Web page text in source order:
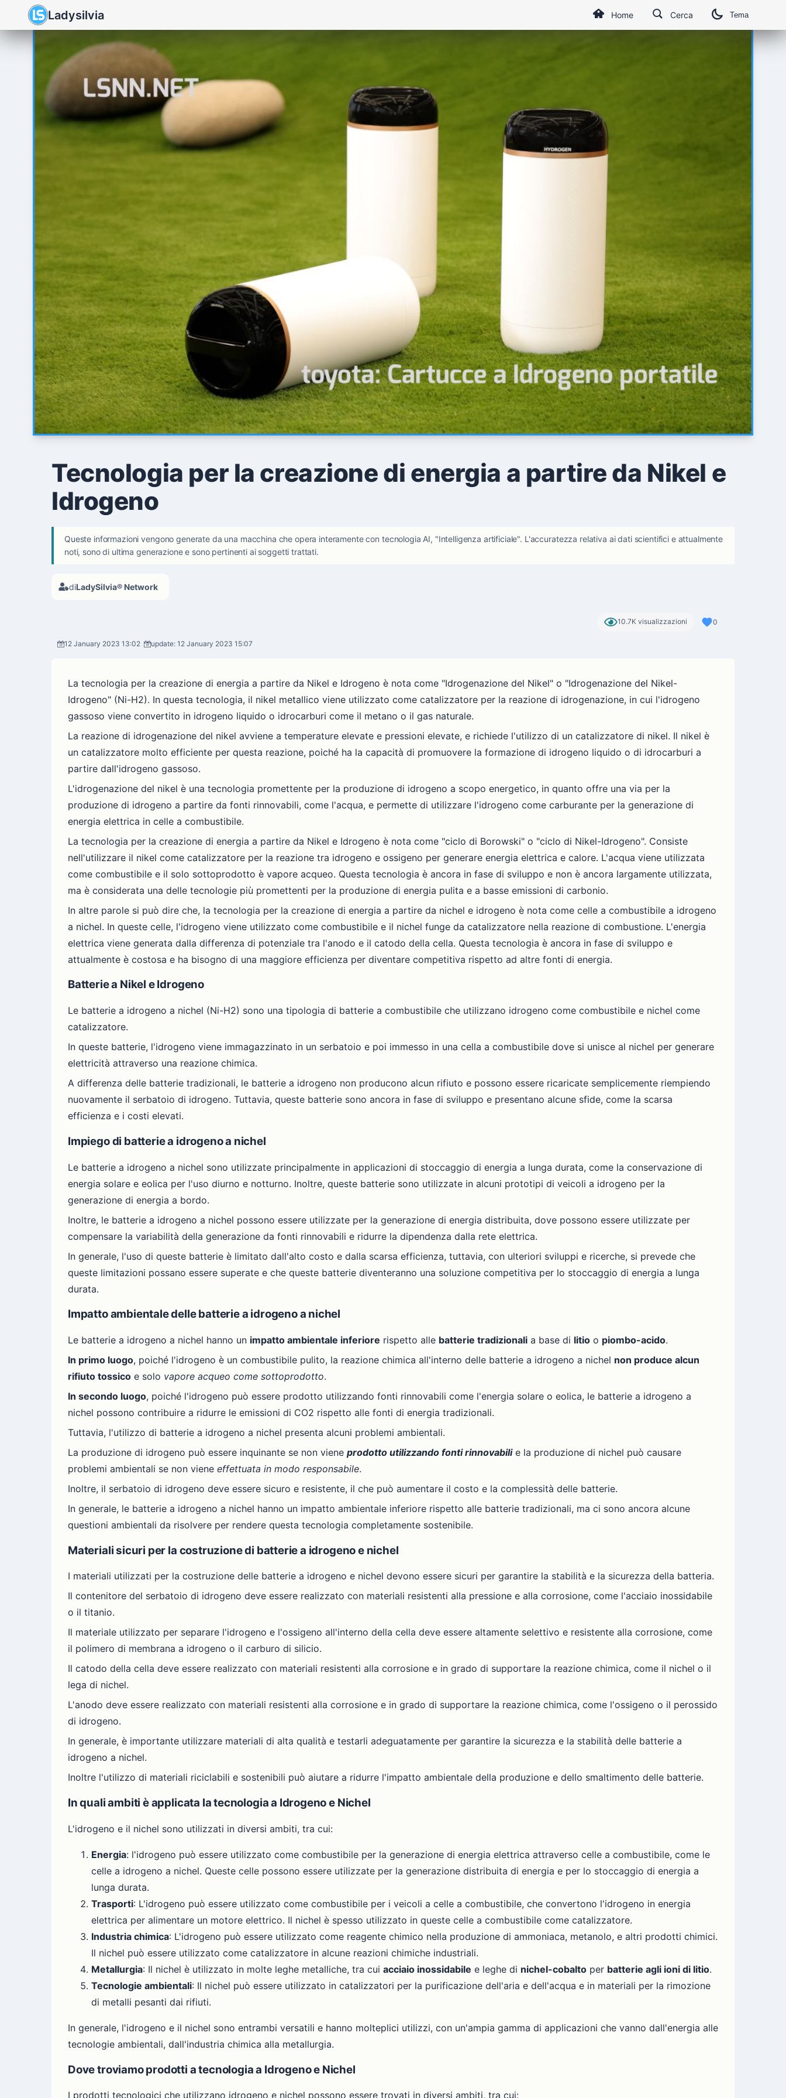
Ladysilvia Home Cerca Tema
Tecnologia per la creazione di energia a partire da Nikel e
Idrogeno
Queste informazioni vengono generate da una macchina che opera interamente con tecnologia AI, "Intelligenza artificiale". L'accuratezza relativa ai dati scientifici e attualmente
noti, sono di ultima generazione e sono pertinenti ai soggetti trattati.
diLadySilvia® Network
10.7K visualizzazioni 0
12 January 2023 13:02 update: 12 January 2023 15:07
La tecnologia per la creazione di energia a partire da Nikel e Idrogeno è nota come "Idrogenazione del Nikel" o "Idrogenazione del Nikel-
Idrogeno" (Ni-H2). In questa tecnologia, il nikel metallico viene utilizzato come catalizzatore per la reazione di idrogenazione, in cui l'idrogeno
gassoso viene convertito in idrogeno liquido o idrocarburi come il metano o il gas naturale.
La reazione di idrogenazione del nikel avviene a temperature elevate e pressioni elevate, e richiede l'utilizzo di un catalizzatore di nikel. Il nikel è
un catalizzatore molto efficiente per questa reazione, poiché ha la capacità di promuovere la formazione di idrogeno liquido o di idrocarburi a
partire dall'idrogeno gassoso.
L'idrogenazione del nikel è una tecnologia promettente per la produzione di idrogeno a scopo energetico, in quanto offre una via per la
produzione di idrogeno a partire da fonti rinnovabili, come l'acqua, e permette di utilizzare l'idrogeno come carburante per la generazione di
energia elettrica in celle a combustibile.
La tecnologia per la creazione di energia a partire da Nikel e Idrogeno è nota come "ciclo di Borowski" o "ciclo di Nikel-Idrogeno". Consiste
nell'utilizzare il nikel come catalizzatore per la reazione tra idrogeno e ossigeno per generare energia elettrica e calore. L'acqua viene utilizzata
come combustibile e il solo sottoprodotto è vapore acqueo. Questa tecnologia è ancora in fase di sviluppo e non è ancora largamente utilizzata,
ma è considerata una delle tecnologie più promettenti per la produzione di energia pulita e a basse emissioni di carbonio.
In altre parole si può dire che, la tecnologia per la creazione di energia a partire da nichel e idrogeno è nota come celle a combustibile a idrogeno
a nichel. In queste celle, l'idrogeno viene utilizzato come combustibile e il nichel funge da catalizzatore nella reazione di combustione. L'energia
elettrica viene generata dalla differenza di potenziale tra l'anodo e il catodo della cella. Questa tecnologia è ancora in fase di sviluppo e
attualmente è costosa e ha bisogno di una maggiore efficienza per diventare competitiva rispetto ad altre fonti di energia.
Batterie a Nikel e Idrogeno
Le batterie a idrogeno a nichel (Ni-H2) sono una tipologia di batterie a combustibile che utilizzano idrogeno come combustibile e nichel come
catalizzatore.
In queste batterie, l'idrogeno viene immagazzinato in un serbatoio e poi immesso in una cella a combustibile dove si unisce al nichel per generare
elettricità attraverso una reazione chimica.
A differenza delle batterie tradizionali, le batterie a idrogeno non producono alcun rifiuto e possono essere ricaricate semplicemente riempiendo
nuovamente il serbatoio di idrogeno. Tuttavia, queste batterie sono ancora in fase di sviluppo e presentano alcune sfide, come la scarsa
efficienza e i costi elevati.
Impiego di batterie a idrogeno a nichel
Le batterie a idrogeno a nichel sono utilizzate principalmente in applicazioni di stoccaggio di energia a lunga durata, come la conservazione di
energia solare e eolica per l'uso diurno e notturno. Inoltre, queste batterie sono utilizzate in alcuni prototipi di veicoli a idrogeno per la
generazione di energia a bordo.
Inoltre, le batterie a idrogeno a nichel possono essere utilizzate per la generazione di energia distribuita, dove possono essere utilizzate per
compensare la variabilità della generazione da fonti rinnovabili e ridurre la dipendenza dalla rete elettrica.
In generale, l'uso di queste batterie è limitato dall'alto costo e dalla scarsa efficienza, tuttavia, con ulteriori sviluppi e ricerche, si prevede che
queste limitazioni possano essere superate e che queste batterie diventeranno una soluzione competitiva per lo stoccaggio di energia a lunga
durata.
Impatto ambientale delle batterie a idrogeno a nichel
Le batterie a idrogeno a nichel hanno un impatto ambientale inferiore rispetto alle batterie tradizionali a base di litio o piombo-acido.
In primo luogo, poiché l'idrogeno è un combustibile pulito, la reazione chimica all'interno delle batterie a idrogeno a nichel non produce alcun
rifiuto tossico e solo vapore acqueo come sottoprodotto.
In secondo luogo, poiché l'idrogeno può essere prodotto utilizzando fonti rinnovabili come l'energia solare o eolica, le batterie a idrogeno a
nichel possono contribuire a ridurre le emissioni di CO2 rispetto alle fonti di energia tradizionali.
Tuttavia, l'utilizzo di batterie a idrogeno a nichel presenta alcuni problemi ambientali.
La produzione di idrogeno può essere inquinante se non viene prodotto utilizzando fonti rinnovabilie la produzione di nichel può causare
problemi ambientali se non viene effettuata in modo responsabile.
Inoltre, il serbatoio di idrogeno deve essere sicuro e resistente, il che può aumentare il costo e la complessità delle batterie.
In generale, le batterie a idrogeno a nichel hanno un impatto ambientale inferiore rispetto alle batterie tradizionali, ma ci sono ancora alcune
questioni ambientali da risolvere per rendere questa tecnologia completamente sostenibile.
Materiali sicuri per la costruzione di batterie a idrogeno e nichel
I materiali utilizzati per la costruzione delle batterie a idrogeno e nichel devono essere sicuri per garantire la stabilità e la sicurezza della batteria.
Il contenitore del serbatoio di idrogeno deve essere realizzato con materiali resistenti alla pressione e alla corrosione, come l'acciaio inossidabile
o il titanio.
Il materiale utilizzato per separare l'idrogeno e l'ossigeno all'interno della cella deve essere altamente selettivo e resistente alla corrosione, come
il polimero di membrana a idrogeno o il carburo di silicio.
Il catodo della cella deve essere realizzato con materiali resistenti alla corrosione e in grado di supportare la reazione chimica, come il nichel o il
lega di nichel.
L'anodo deve essere realizzato con materiali resistenti alla corrosione e in grado di supportare la reazione chimica, come l'ossigeno o il perossido
di idrogeno.
In generale, è importante utilizzare materiali di alta qualità e testarli adeguatamente per garantire la sicurezza e la stabilità delle batterie a
idrogeno a nichel.
Inoltre l'utilizzo di materiali riciclabili e sostenibili può aiutare a ridurre l'impatto ambientale della produzione e dello smaltimento delle batterie.
In quali ambiti è applicata la tecnologia a Idrogeno e Nichel
L'idrogeno e il nichel sono utilizzati in diversi ambiti, tra cui:
Energia: l'idrogeno può essere utilizzato come combustibile per la generazione di energia elettrica attraverso celle a combustibile, come le
celle a idrogeno a nichel. Queste celle possono essere utilizzate per la generazione distribuita di energia e per lo stoccaggio di energia a
lunga durata.
Trasporti: L'idrogeno può essere utilizzato come combustibile per i veicoli a celle a combustibile, che convertono l'idrogeno in energia
elettrica per alimentare un motore elettrico. Il nichel è spesso utilizzato in queste celle a combustibile come catalizzatore.
Industria chimica: L'idrogeno può essere utilizzato come reagente chimico nella produzione di ammoniaca, metanolo, e altri prodotti chimici.
Il nichel può essere utilizzato come catalizzatore in alcune reazioni chimiche industriali.
Metallurgia: Il nichel è utilizzato in molte leghe metalliche, tra cui acciaio inossidabile e leghe di nichel-cobalto per batterie agli ioni di litio.
Tecnologie ambientali: Il nichel può essere utilizzato in catalizzatori per la purificazione dell'aria e dell'acqua e in materiali per la rimozione
di metalli pesanti dai rifiuti.
In generale, l'idrogeno e il nichel sono entrambi versatili e hanno molteplici utilizzi, con un'ampia gamma di applicazioni che vanno dall'energia alle
tecnologie ambientali, dall'industria chimica alla metallurgia.
Dove troviamo prodotti a tecnologia a Idrogeno e Nichel
I prodotti tecnologici che utilizzano idrogeno e nichel possono essere trovati in diversi ambiti, tra cui: